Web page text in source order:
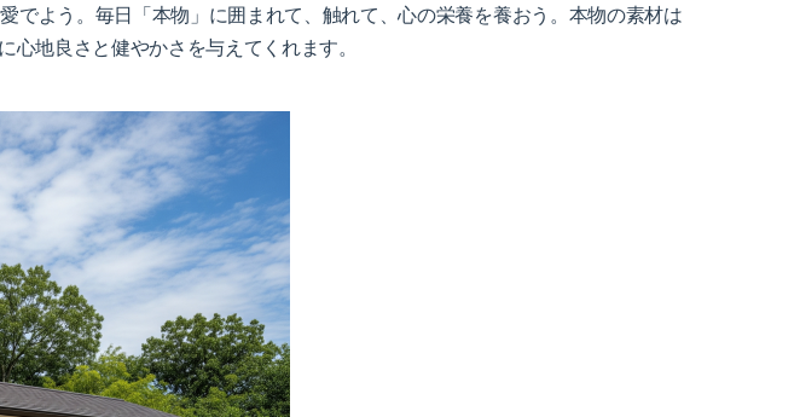
よう。毎日「本物」に囲まれて、触れて、心の栄養を養おう。本物の素材は
心地良さと健やかさを与えてくれます。